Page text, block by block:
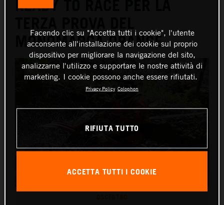
READY TO RACE PER LA
MONOMARCA ORANGE
Facendo clic su "Accetta tutti i cookie", l'utente
acconsente all'installazione dei cookie sul proprio
dispositivo per migliorare la navigazione del sito,
analizzarne l'utilizzo e supportare le nostre attività di
marketing. I cookie possono anche essere rifiutati.
Privacy Policy Colophon
RIFIUTA TUTTO
ACCETTA TUTTI I COOKIE